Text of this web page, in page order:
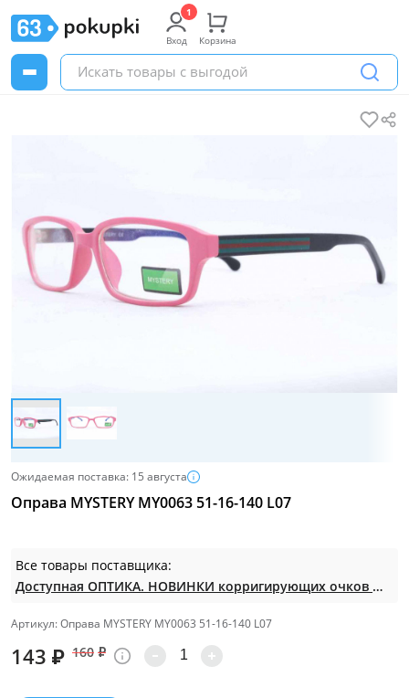
Вход Корзина
Ожидаемая поставка: 15 августа
Оправа MYSTERY MY0063 51-16-140 L07
Все товары поставщика:
Доступная ОПТИКА. НОВИНКИ корригирующих очков по СУПЕР ценам. Таких нет на МП.
Артикул: Оправа MYSTERY MY0063 51-16-140 L07
143 ₽ 160 ₽